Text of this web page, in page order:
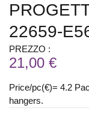
22659-
PREZZO :
21,00 €
Price/pc(€)= 4.2
hangers.